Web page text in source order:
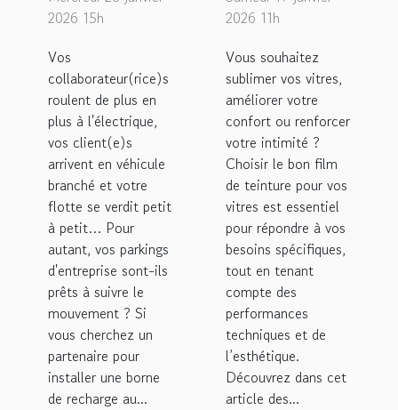
l'entreprise
dans les
bornes de
recharge au
Mans !
2026 15h
Vos
collaborateur(rice)s
roulent de plus en
plus à l'électrique,
vos client(e)s
arrivent en véhicule
branché et votre
flotte se verdit petit
à petit… Pour
autant, vos parkings
d'entreprise sont-ils
prêts à suivre le
mouvement ? Si
vous cherchez un
partenaire pour
installer une borne
de recharge au...
teinture
vitres ?
2026 11h
Vous souhaitez
sublimer vos vitres,
améliorer votre
confort ou renforcer
votre intimité ?
Choisir le bon film
de teinture pour vos
vitres est essentiel
pour répondre à vos
besoins spécifiques,
tout en tenant
compte des
performances
techniques et de
l’esthétique.
Découvrez dans cet
article des...